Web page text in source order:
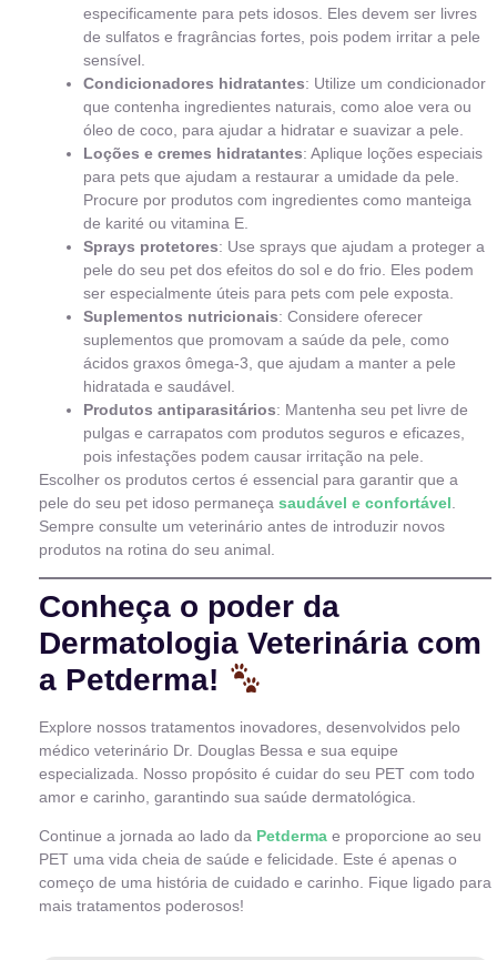
especificamente para pets idosos. Eles devem ser livres
de sulfatos e fragrâncias fortes, pois podem irritar a pele
sensível.
Condicionadores hidratantes: Utilize um condicionador
que contenha ingredientes naturais, como aloe vera ou
óleo de coco, para ajudar a hidratar e suavizar a pele.
Loções e cremes hidratantes: Aplique loções especiais
para pets que ajudam a restaurar a umidade da pele.
Procure por produtos com ingredientes como manteiga
de karité ou vitamina E.
Sprays protetores: Use sprays que ajudam a proteger a
pele do seu pet dos efeitos do sol e do frio. Eles podem
ser especialmente úteis para pets com pele exposta.
Suplementos nutricionais: Considere oferecer
suplementos que promovam a saúde da pele, como
ácidos graxos ômega-3, que ajudam a manter a pele
hidratada e saudável.
Produtos antiparasitários: Mantenha seu pet livre de
pulgas e carrapatos com produtos seguros e eficazes,
pois infestações podem causar irritação na pele.
Escolher os produtos certos é essencial para garantir que a
pele do seu pet idoso permaneça saudável e confortável
Sempre consulte um veterinário antes de introduzir novos
produtos na rotina do seu animal.
Conheça o poder da
Dermatologia Veterinária com
a Petderma!
Explore nossos tratamentos inovadores, desenvolvidos pelo
médico veterinário Dr. Douglas Bessa e sua equipe
especializada. Nosso propósito é cuidar do seu PET com todo
amor e carinho, garantindo sua saúde dermatológica.
Continue a jornada ao lado da Petderma e proporcione ao seu
PET uma vida cheia de saúde e felicidade. Este é apenas o
começo de uma história de cuidado e carinho. Fique ligado para
mais tratamentos poderosos!